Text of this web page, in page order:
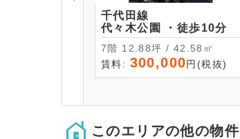
千代田線
代々木公園 ・徒歩10分
7階 12.88坪 / 42.58㎡
賃料: 300,000円(税抜)
このエリアの他の物件